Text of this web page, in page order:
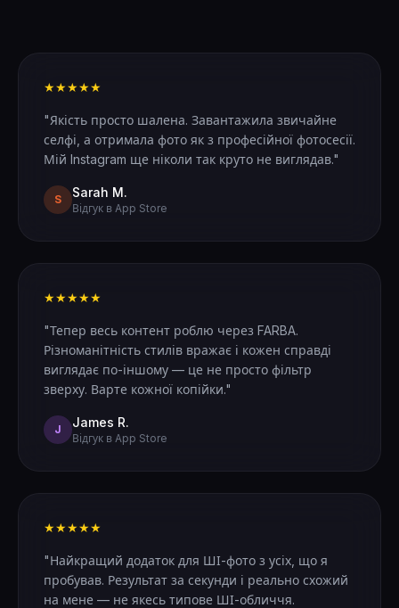
★★★★★
"Якість просто шалена. Завантажила звичайне
селфі, а отримала фото як з професійної фотосесії.
Мій Instagram ще ніколи так круто не виглядав."
S Sarah M.
Відгук в App Store
★★★★★
"Тепер весь контент роблю через FARBA.
Різноманітність стилів вражає і кожен справді
виглядає по-іншому — це не просто фільтр
зверху. Варте кожної копійки."
J James R.
Відгук в App Store
★★★★★
"Найкращий додаток для ШІ-фото з усіх, що я
пробував. Результат за секунди і реально схожий
на мене — не якесь типове ШІ-обличчя.